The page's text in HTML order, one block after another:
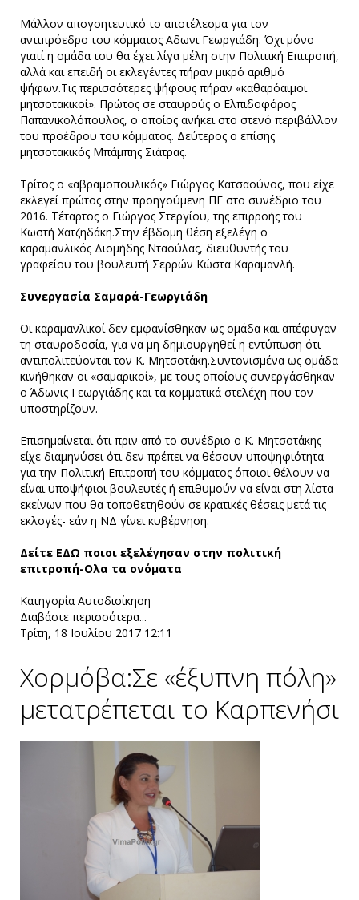
Μάλλον απογοητευτικό το αποτέλεσμα για τον
αντιπρόεδρο του κόμματος Αδωνι Γεωργιάδη. Όχι μόνο
γιατί η ομάδα του θα έχει λίγα μέλη στην Πολιτική Επιτροπή,
αλλά και επειδή οι εκλεγέντες πήραν μικρό αριθμό
ψήφων.Τις περισσότερες ψήφους πήραν «καθαρόαιμοι
μητσοτακικοί». Πρώτος σε σταυρούς ο Ελπιδοφόρος
Παπανικολόπουλος, ο οποίος ανήκει στο στενό περιβάλλον
του προέδρου του κόμματος. Δεύτερος ο επίσης
μητσοτακικός Μπάμπης Σιάτρας.
Τρίτος ο «αβραμοπουλικός» Γιώργος Κατσαούνος, που είχε
εκλεγεί πρώτος στην προηγούμενη ΠΕ στο συνέδριο του
2016. Τέταρτος ο Γιώργος Στεργίου, της επιρροής του
Κωστή Χατζηδάκη.Στην έβδομη θέση εξελέγη ο
καραμανλικός Διομήδης Νταούλας, διευθυντής του
γραφείου του βουλευτή Σερρών Κώστα Καραμανλή.
Συνεργασία Σαμαρά-Γεωργιάδη
Οι καραμανλικοί δεν εμφανίσθηκαν ως ομάδα και απέφυγαν
τη σταυροδοσία, για να μη δημιουργηθεί η εντύπωση ότι
αντιπολιτεύονται τον Κ. Μητσοτάκη.Συντονισμένα ως ομάδα
κινήθηκαν οι «σαμαρικοί», με τους οποίους συνεργάσθηκαν
ο Άδωνις Γεωργιάδης και τα κομματικά στελέχη που τον
υποστηρίζουν.
Επισημαίνεται ότι πριν από το συνέδριο ο Κ. Μητσοτάκης
είχε διαμηνύσει ότι δεν πρέπει να θέσουν υποψηφιότητα
για την Πολιτική Επιτροπή του κόμματος όποιοι θέλουν να
είναι υποψήφιοι βουλευτές ή επιθυμούν να είναι στη λίστα
εκείνων που θα τοποθετηθούν σε κρατικές θέσεις μετά τις
εκλογές- εάν η ΝΔ γίνει κυβέρνηση.
Δείτε ΕΔΩ ποιοι εξελέγησαν στην πολιτική
επιτροπή-Ολα τα ονόματα
Κατηγορία Αυτοδιοίκηση
Διαβάστε περισσότερα...
Τρίτη, 18 Ιουλίου 2017 12:11
Xορμόβα:Σε «έξυπνη πόλη»
μετατρέπεται το Καρπενήσι